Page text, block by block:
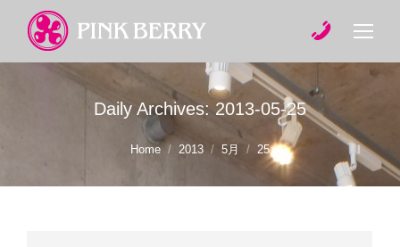
Daily Archives: 2013-05-25
Home 2013 5月 25